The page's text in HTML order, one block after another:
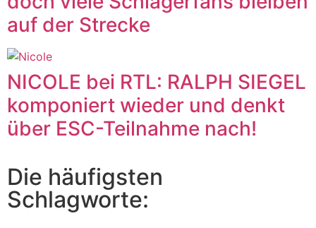
auf der Strecke
NICOLE bei RTL: RALPH SIEGEL
komponiert wieder und denkt
über ESC-Teilnahme nach!
Die häufigsten
Schlagworte: